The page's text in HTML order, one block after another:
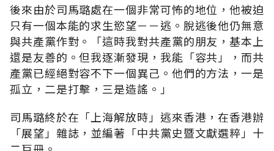
後來由於司馬璐處在一個非常可怖的地位，他被迫
只有一個本能的求生慾望－－逃。脫逃後他仍無意
與共產黨作對。「這時我對共產黨的朋友，基本上
還是友善的。但我逐漸發現，我能「容共」，而共
產黨已經絕對容不下一個異己。他們的方法，一是
孤立，二是打擊，三是造謠。」
司馬璐終於在「上海解放時」逃來香港，在香港辦
「展望」雜誌，並編著「中共黨史暨文獻選粹」十